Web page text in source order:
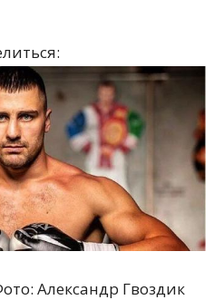
Александр Гвоздик